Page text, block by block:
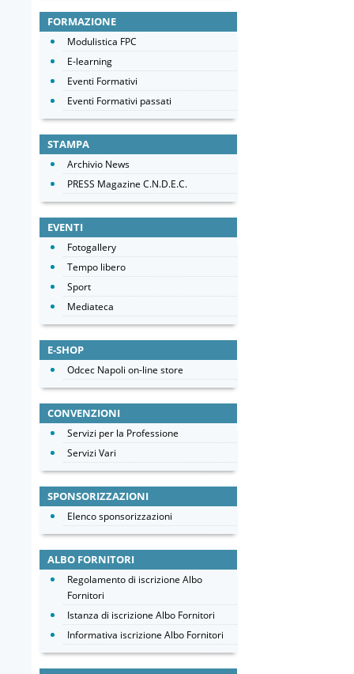
FORMAZIONE
Modulistica FPC
E-learning
Eventi Formativi
Eventi Formativi passati
STAMPA
Archivio News
PRESS Magazine C.N.D.E.C.
EVENTI
Fotogallery
Tempo libero
Sport
Mediateca
E-SHOP
Odcec Napoli on-line store
CONVENZIONI
Servizi per la Professione
Servizi Vari
SPONSORIZZAZIONI
Elenco sponsorizzazioni
ALBO FORNITORI
Regolamento di iscrizione Albo
Fornitori
Istanza di iscrizione Albo Fornitori
Informativa iscrizione Albo Fornitori